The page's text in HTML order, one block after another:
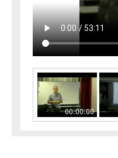
00:00:00